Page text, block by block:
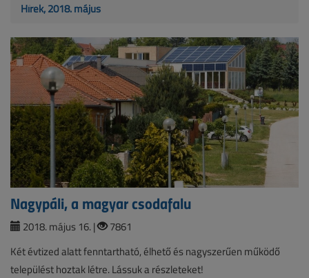
Hírek, 2018. május
Nagypáli, a magyar csodafalu
2018. május 16. |
7861
Két évtized alatt fenntartható, élhető és nagyszerűen működő
települést hoztak létre. Lássuk a részleteket!